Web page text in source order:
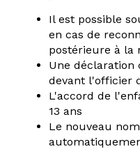
Il est possible
en cas de
postérieure à la
Une déclaration
devant l'officier
L'accord de
13 ans
Le nouveau